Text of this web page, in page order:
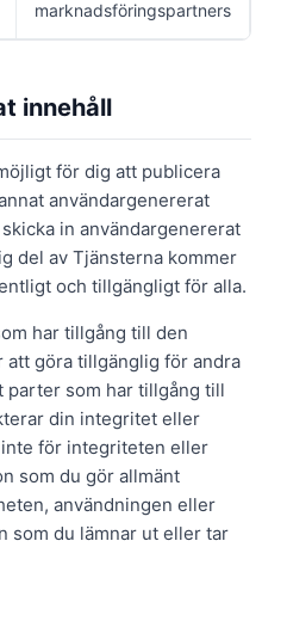
marknadsföringspartners
innehåll
för dig att publicera
användargenererat
in användargenererat
del av Tjänsterna kommer
och tillgängligt för alla.
har tillgång till den
att göra tillgänglig för andra
parter som har tillgång till
din integritet eller
för integriteten eller
som du gör allmänt
användningen eller
som du lämnar ut eller tar